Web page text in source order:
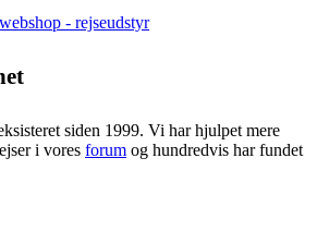
siden 1999. Vi har hjulpet mere
i vores forum og hundredvis har fundet